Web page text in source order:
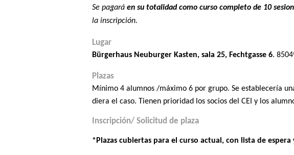
Se pagará en su totalidad como curso completo de 10
la inscripción.
Lugar
Bürgerhaus Neuburger Kasten, sala 25, Fechtgasse 6.
Plazas
Mínimo 4 alumnos /máximo 6 por grupo. Se establecería
diera el caso. Tienen prioridad los socios del CEI y los
Inscripción/ Solicitud de plaza
*Plazas cubiertas para el curso actual, con lista de